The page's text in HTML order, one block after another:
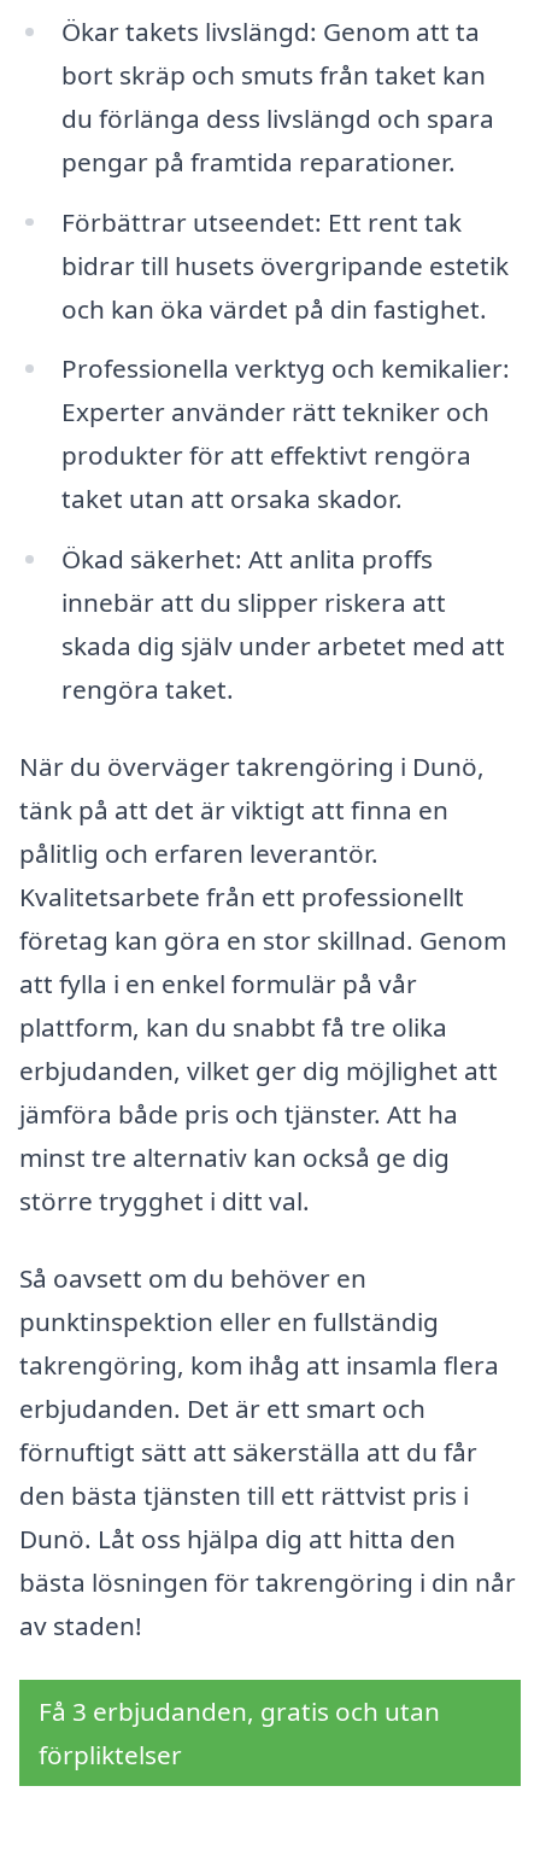
Ökar takets livslängd: Genom att ta
bort skräp och smuts från taket kan
du förlänga dess livslängd och spara
pengar på framtida reparationer.
Förbättrar utseendet: Ett rent tak
bidrar till husets övergripande estetik
och kan öka värdet på din fastighet.
Professionella verktyg och kemikalier:
Experter använder rätt tekniker och
produkter för att effektivt rengöra
taket utan att orsaka skador.
Ökad säkerhet: Att anlita proffs
innebär att du slipper riskera att
skada dig själv under arbetet med att
rengöra taket.
När du överväger takrengöring i Dunö,
tänk på att det är viktigt att finna en
pålitlig och erfaren leverantör.
Kvalitetsarbete från ett professionellt
företag kan göra en stor skillnad. Genom
att fylla i en enkel formulär på vår
plattform, kan du snabbt få tre olika
erbjudanden, vilket ger dig möjlighet att
jämföra både pris och tjänster. Att ha
minst tre alternativ kan också ge dig
större trygghet i ditt val.
Så oavsett om du behöver en
punktinspektion eller en fullständig
takrengöring, kom ihåg att insamla flera
erbjudanden. Det är ett smart och
förnuftigt sätt att säkerställa att du får
den bästa tjänsten till ett rättvist pris i
Dunö. Låt oss hjälpa dig att hitta den
bästa lösningen för takrengöring i din når
av staden!
Få 3 erbjudanden, gratis och utan
förpliktelser